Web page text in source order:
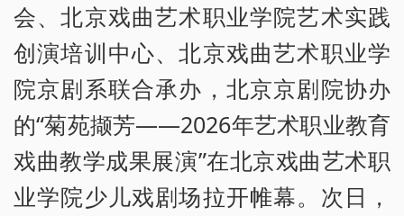
会、北京戏曲艺术职业学院艺术实践
创演培训中心、北京戏曲艺术职业学
院京剧系联合承办，北京京剧院协办
的“菊苑撷芳——2026年艺术职业教育
戏曲教学成果展演”在北京戏曲艺术职
业学院少儿戏剧场拉开帷幕。次日，